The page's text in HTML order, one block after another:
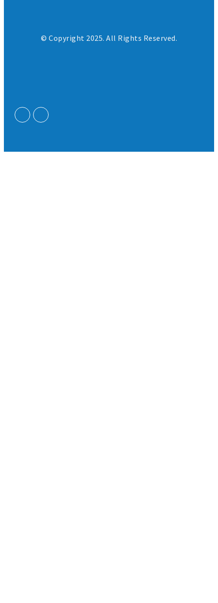
© Copyright 2025. All Rights Reserved.